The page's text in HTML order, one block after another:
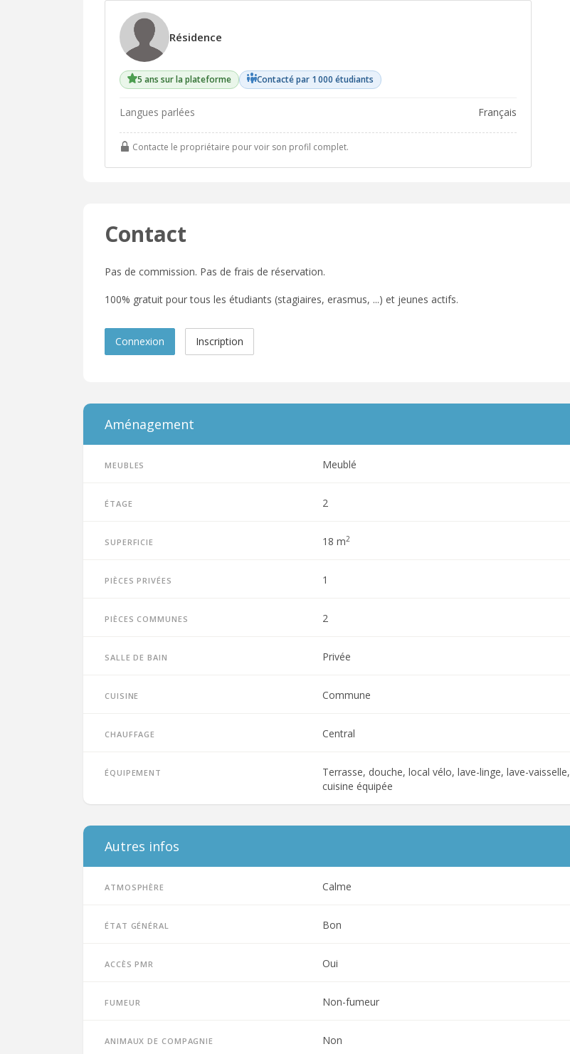
Résidence
5 ans sur la plateforme Contacté par 1 000 étudiants
Langues parlées français
Contacte le propriétaire pour voir son profil complet.
Contact
Pas de commission. Pas de frais de réservation.
100% gratuit pour tous les étudiants (stagiaires, erasmus, ...) et jeunes actifs.
Connexion Inscription
Aménagement
Meubles Meublé
Étage 2
Superficie 18 m2
Pièces privées 1
Pièces communes 2
Salle de bain Privée
Cuisine Commune
Chauffage Central
Équipement
Terrasse, douche, local vélo, lave-linge, lave-vaisselle,
cuisine équipée
Autres infos
Atmosphère Calme
État général Bon
Accès PMR Oui
Fumeur Non-fumeur
Animaux de compagnie Non